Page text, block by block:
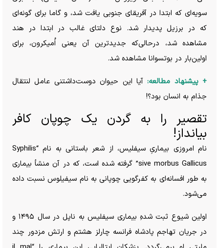
سویه‌ای که ابتدا در آفریقای جنوبی یافت شد، و گاما برای گونه‌ای
که در برزیل پدیدار شد. نوع دلتای غالب در ابتدا در هند
مشاهده شد، درحالی‌که جدیدترین آن یعنی اُمیکرون، برای
اولین‌بار در بوتسوانا مشاهده شد.
+ پیشنهاد مطالعه: آیا این حیوان دوست‌داشتنی عامل لنتقال
جذام به انسان بود؟!
تقصیر را به گردن یک چوپان کافر
بیانداز!
نام امروزی بیماریِ سیفلیس، از شعر باستانی به نام “Syphilis
sive morbus Gallicus” گرفته شده است، که در آن منشأ بیماری
به طور افسانه‌ای به کفرگویی چوپانی به نام سیفیلوس نسبت داده
می‌شود.
اولین شیوع ثبت شدهِ بیماری سیفلیس به ناپل در سال ۱۴۹۵ و
در جریان تهاجم پادشاه فرانسه چارلز هشتم و ارتش مزدور چند